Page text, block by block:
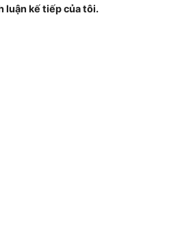
luận kế tiếp của tôi.